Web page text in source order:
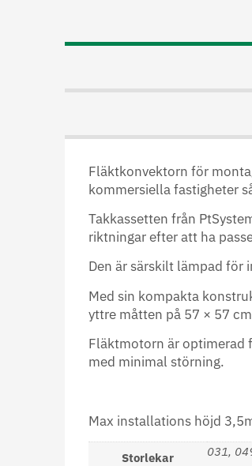
Fläktkonvektorn för
kommersiella fastigheter
Takkassetten från
riktningar efter att ha
Den är särskilt lämpad
Med sin kompakta
yttre måtten på 57 × 57
Fläktmotorn är optimerad
med minimal störning.
Max installations höjd
Storlekar 031,